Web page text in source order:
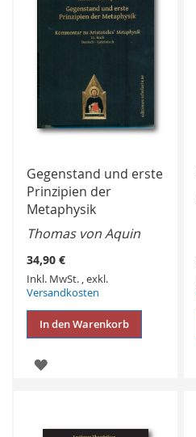
Gegenstand und erste
Prinzipien der
Metaphysik
Thomas von Aquin
34,90 €
Inkl. MwSt. ,exkl.
Versandkosten
In den Warenkorb
ZUR